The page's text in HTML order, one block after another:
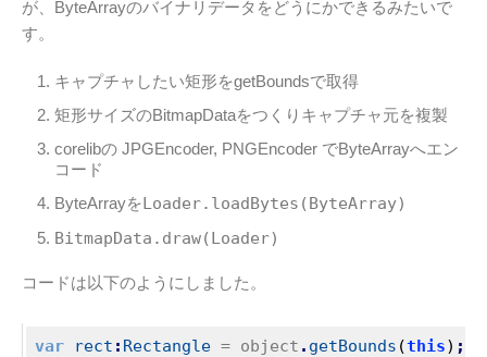
が、ByteArrayのバイナリデータをどうにかできるみたいで
す。
キャプチャしたい矩形をgetBoundsで取得
矩形サイズのBitmapDataをつくりキャプチャ元を複製
corelibの JPGEncoder, PNGEncoder でByteArrayへエン
コード
ByteArrayをLoader.loadBytes(ByteArray)
BitmapData.draw(Loader)
コードは以下のようにしました。
var rect : Rectangle = object . getBounds (this) ;